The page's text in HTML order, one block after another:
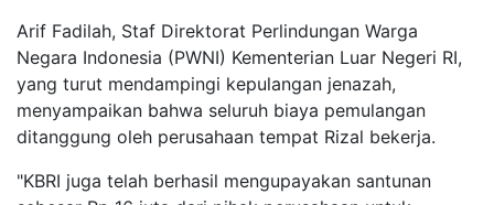
Arif Fadilah, Staf Direktorat Perlindungan Warga
Negara Indonesia (PWNI) Kementerian Luar Negeri RI,
yang turut mendampingi kepulangan jenazah,
menyampaikan bahwa seluruh biaya pemulangan
ditanggung oleh perusahaan tempat Rizal bekerja.
"KBRI juga telah berhasil mengupayakan santunan